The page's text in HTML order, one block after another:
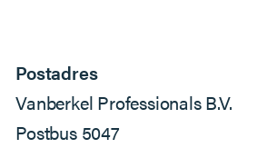
Postadres
Vanberkel Professionals B.V.
Postbus 5047